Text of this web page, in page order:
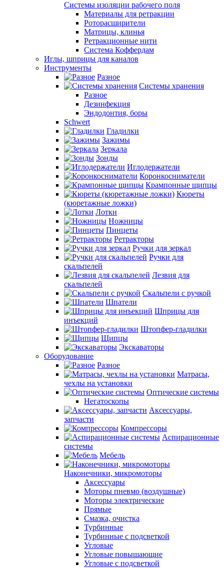
Системы изоляции рабочего поля
Материалы для ретракции
Роторасширители
Матрицы, клинья
Ретракционные нити
Система Коффердам
Иглы, шприцы для каналов
Инструменты
Разное
Системы хранения
Разное
Дезинфекция
Эндодонтия, боры
Schwert
Гладилки
Зажимы
Зеркала
Зонды
Иглодержатели
Коронкосниматели
Крампонные щипцы
Кюреты
(кюретажные ложки)
Лотки
Ножницы
Пинцеты
Ретракторы
Ручки для зеркал
Ручки для
скальпелей
Лезвия для
скальпелей
Скальпели с ручкой
Шпатели
Шприцы для
инъекций
Штопфер-гладилки
Щипцы
Экскаваторы
Оборудование
Разное
Матрасы,
чехлы на установки
Оптические системы
Негатоскопы
Аксессуары,
запчасти
Компрессоры
Аспирационные
системы
Мебель
Наконечники, микромоторы
Аксессуары
Моторы пневмо (воздушные)
Моторы электрические
Прямые
Смазка, очистка
Турбинные
Турбинные с подсветкой
Угловые
Угловые повышающие
Угловые с подсветкой